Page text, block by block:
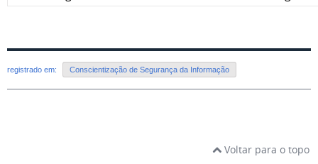
registrado em: Conscientização de Segurança da Informação
Voltar para o topo